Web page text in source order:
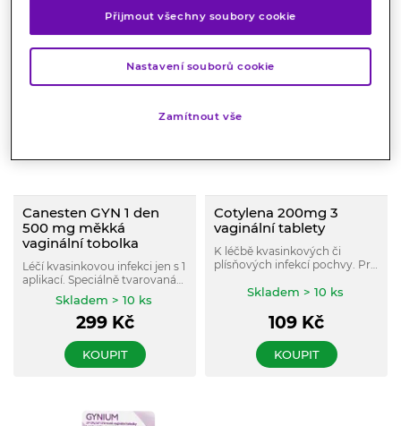
KOUPIT
Canesten GYN 1 den
500 mg měkká
vaginální tobolka
Léčí kvasinkovou infekci jen s 1
aplikací. Speciálně tvarovaná
měkká vaginální tobolka se
snadno zavádí. Pro Váš
maximální komfort!
Skladem > 10 ks
299Kč
KOUPIT
Cotylena 200mg 3
vaginální tablety
K léčbě kvasinkových či
plísňových infekcí pochvy. Pro
Skladem > 10 ks
109 Kč
KOUPIT
Přijmout všechny soubory cookie
Nastavení souborů cookie
Zamítnout vše